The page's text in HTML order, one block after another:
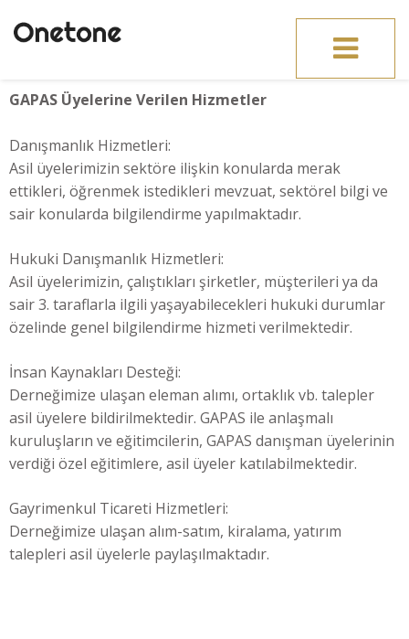
Toggle
navigation
GAPAS Üyelerine Verilen Hizmetler
Danışmanlık Hizmetleri:
Asil üyelerimizin sektöre ilişkin konularda merak
ettikleri, öğrenmek istedikleri mevzuat, sektörel bilgi ve
sair konularda bilgilendirme yapılmaktadır.
Hukuki Danışmanlık Hizmetleri:
Asil üyelerimizin, çalıştıkları şirketler, müşterileri ya da
sair 3. taraflarla ilgili yaşayabilecekleri hukuki durumlar
özelinde genel bilgilendirme hizmeti verilmektedir.
İnsan Kaynakları Desteği:
Derneğimize ulaşan eleman alımı, ortaklık vb. talepler
asil üyelere bildirilmektedir. GAPAS ile anlaşmalı
kuruluşların ve eğitimcilerin, GAPAS danışman üyelerinin
verdiği özel eğitimlere, asil üyeler katılabilmektedir.
Gayrimenkul Ticareti Hizmetleri:
Derneğimize ulaşan alım-satım, kiralama, yatırım
talepleri asil üyelerle paylaşılmaktadır.